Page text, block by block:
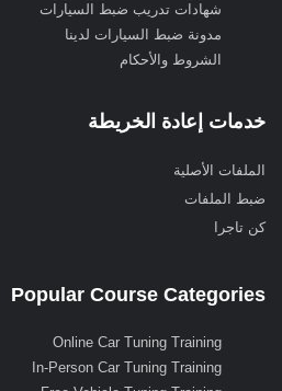
شهادات تدريب ضبط السيارات
مدونة ضبط السيارات لدينا
الشروط والأحكام
خدمات إعادة الخريطة
الملفات الأصلية
ضبط الملفات
كن تاجرا
Popular Course Categories
Online Car Tuning Training
In-Person Car Tuning Training